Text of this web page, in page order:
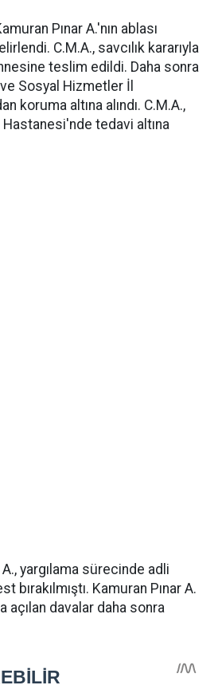
Pınar A.'nın ablası
C.M.A., savcılık kararıyla
teslim edildi. Daha sonra
Sosyal Hizmetler İl
koruma altına alındı. C.M.A.,
tedavi altına
A., yargılama sürecinde adli
bırakılmıştı. Kamuran Pınar A.
açılan davalar daha sonra